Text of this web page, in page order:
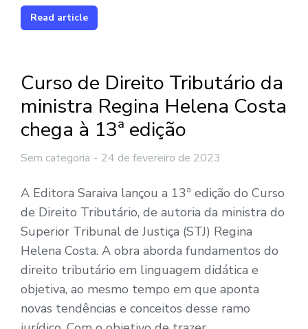
Read article
Curso de Direito Tributário da
ministra Regina Helena Costa
chega à 13ª edição
Sem categoria 24 de fevereiro de 2023
A Editora Saraiva lançou a 13ª edição do Curso
de Direito Tributário, de autoria da ministra do
Superior Tribunal de Justiça (STJ) Regina
Helena Costa. A obra aborda fundamentos do
direito tributário em linguagem didática e
objetiva, ao mesmo tempo em que aponta
novas tendências e conceitos desse ramo